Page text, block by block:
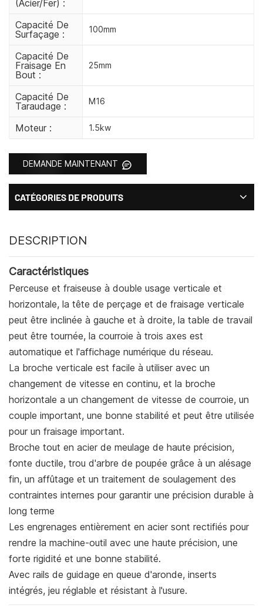
(acier/fer) :
Capacité De
Surfaçage :
100mm
Capacité De
Fraisage En
Bout :
25mm
Capacité De
Taraudage :
M16
Moteur : 1.5kw
DEMANDE MAINTENANT
CATÉGORIES DE PRODUITS
DESCRIPTION
Caractéristiques
Perceuse et fraiseuse à double usage verticale et
horizontale, la tête de perçage et de fraisage verticale
peut être inclinée à gauche et à droite, la table de travail
peut être tournée, la courroie à trois axes est
automatique et l'affichage numérique du réseau.
La broche verticale est facile à utiliser avec un
changement de vitesse en continu, et la broche
horizontale a un changement de vitesse de courroie, un
couple important, une bonne stabilité et peut être utilisée
pour un fraisage important.
Broche tout en acier de meulage de haute précision,
fonte ductile, trou d'arbre de poupée grâce à un alésage
fin, un affûtage et un traitement de soulagement des
contraintes internes pour garantir une précision durable à
long terme
Les engrenages entièrement en acier sont rectifiés pour
rendre la machine-outil avec une haute précision, une
forte rigidité et une bonne stabilité.
Avec rails de guidage en queue d'aronde, inserts
intégrés, jeu réglable et résistant à l'usure.